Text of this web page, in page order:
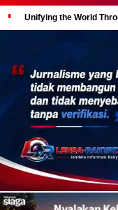
Unifying the World